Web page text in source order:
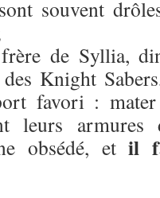
souvent
de Syllia,
Knight
favori :
leurs
obsédé, etil